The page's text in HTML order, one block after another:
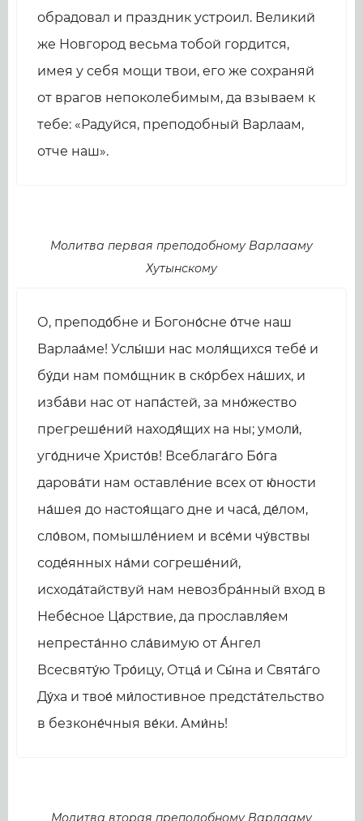
обрадовал и праздник устроил. Великий
же Новгород весьма тобой гордится,
имея у себя мощи твои, его же сохраняй
от врагов непоколебимым, да взываем к
тебе: «Радуйся, преподобный Варлаам,
отче наш».
Молитва первая преподобному Варлааму
Хутынскому
О, преподо́бне и Богоно́сне о́тче наш
Варлаа́ме! Услы́ши нас моля́щихся тебе́ и
бу́ди нам помо́щник в ско́рбех на́ших, и
изба́ви нас от напа́стей, за мно́жество
прегреше́ний находя́щих на ны; умоли́,
уго́дниче Христо́в! Всеблага́го Бо́га
дарова́ти нам оставле́ние всех от ю́ности
на́шея до настоя́щаго дне и часа́, де́лом,
сло́вом, помышле́нием и все́ми чу́вствы
соде́янных на́ми согреше́ний,
исхода́тайствуй нам невозбра́нный вход в
Небе́сное Ца́рствие, да прославля́ем
непреста́нно сла́вимую от А́нгел
Всесвяту́ю Тро́ицу, Отца́ и Сы́на и Свята́го
Ду́ха и твое́ ми́лостивное предста́тельство
в безконе́чныя ве́ки. Ами́нь!